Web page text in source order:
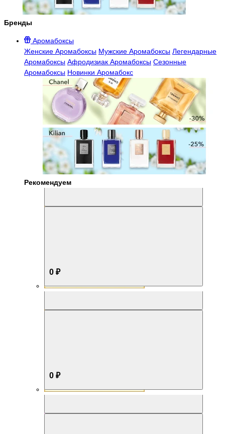
Бренды
Аромабоксы
Женские Аромабоксы Мужские Аромабоксы Легендарные
Аромабоксы Афродизиак Аромабоксы Сезонные
Аромабоксы Новинки Аромабокс
Рекомендуем
0 ₽
0 ₽